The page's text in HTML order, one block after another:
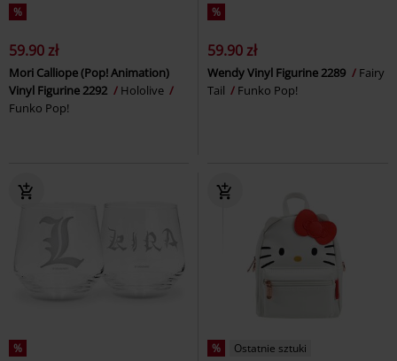
%
59.90 zł
Mori Calliope (Pop! Animation)
Vinyl Figurine 2292
Hololive
Funko Pop!
%
59.90 zł
Wendy Vinyl Figurine 2289
Fairy
Tail
Funko Pop!
% % Ostatnie sztuki